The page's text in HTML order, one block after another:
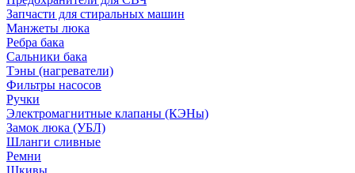
Запчасти для стиральных машин
Манжеты люка
Ребра бака
Сальники бака
Тэны (нагреватели)
Фильтры насосов
Ручки
Электромагнитные клапаны (КЭНы)
Замок люка (УБЛ)
Шланги сливные
Ремни
Шкивы